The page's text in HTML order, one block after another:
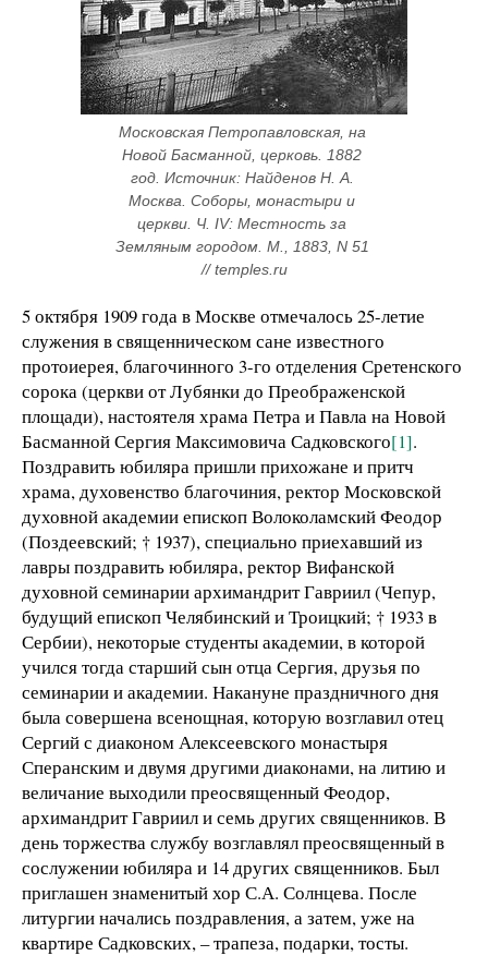
Московская Петропавловская, на
Новой Басманной, церковь. 1882
год. Источник: Найденов Н. А.
Москва. Соборы, монастыри и
церкви. Ч. IV: Местность за
Земляным городом. М., 1883, N 51
// temples.ru
5 октября 1909 года в Москве отмечалось 25-летие
служения в священническом сане известного
протоиерея, благочинного 3-го отделения Сретенского
сорока (церкви от Лубянки до Преображенской
площади), настоятеля храма Петра и Павла на Новой
Басманной Сергия Максимовича Садковского[1].
Поздравить юбиляра пришли прихожане и притч
храма, духовенство благочиния, ректор Московской
духовной академии епископ Волоколамский Феодор
(Поздеевский; † 1937), специально приехавший из
лавры поздравить юбиляра, ректор Вифанской
духовной семинарии архимандрит Гавриил (Чепур,
будущий епископ Челябинский и Троицкий; † 1933 в
Сербии), некоторые студенты академии, в которой
учился тогда старший сын отца Сергия, друзья по
семинарии и академии. Накануне праздничного дня
была совершена всенощная, которую возглавил отец
Сергий с диаконом Алексеевского монастыря
Сперанским и двумя другими диаконами, на литию и
величание выходили преосвященный Феодор,
архимандрит Гавриил и семь других священников. В
день торжества службу возглавлял преосвященный в
сослужении юбиляра и 14 других священников. Был
приглашен знаменитый хор С.А. Солнцева. После
литургии начались поздравления, а затем, уже на
квартире Садковских, – трапеза, подарки, тосты.